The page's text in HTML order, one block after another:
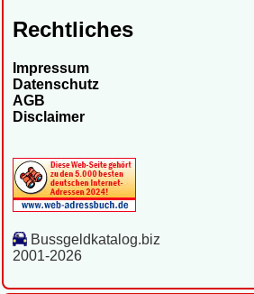
Rechtliches
Impressum
Datenschutz
AGB
Disclaimer
Bussgeldkatalog.biz
2001-2026